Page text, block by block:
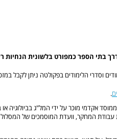
בתי הספר כמפורט בלשונית הנחיות
.
המחקר, וועדת המוסמכים של המסלול